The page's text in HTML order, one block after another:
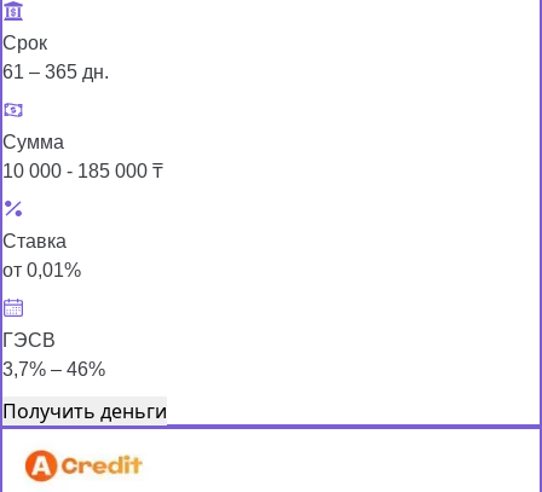
Срок
61 – 365 дн.
Сумма
10 000 - 185 000 ₸
Ставка
от 0,01%
ГЭСВ
3,7% – 46%
Получить деньги